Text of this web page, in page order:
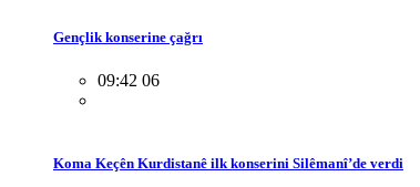
Gençlik konserine çağrı
09:42 06
Koma Keçên Kurdistanê ilk konserini Silêmanî’de verdi